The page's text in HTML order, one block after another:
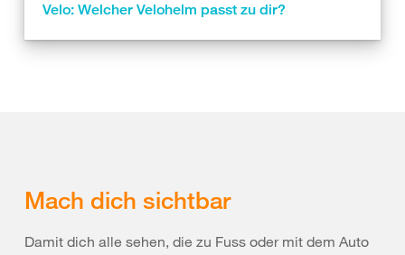
Velo: Welcher Velohelm passt zu dir?
Mach dich sichtbar
Damit dich alle sehen, die zu Fuss oder mit dem Auto